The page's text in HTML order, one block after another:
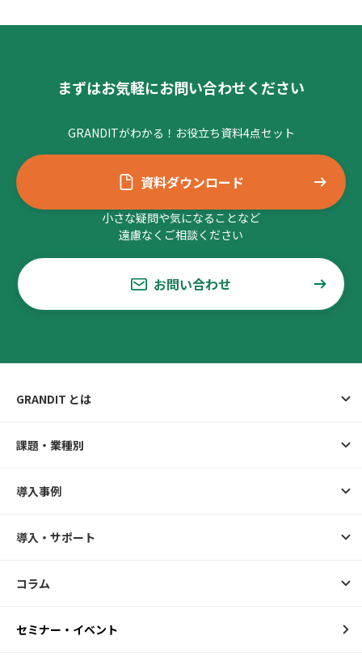
まずはお気軽にお問い合わせください
GRANDITがわかる！お役立ち資料4点セット
資料ダウンロード
小さな疑問や気になることなど
遠慮なくご相談ください
お問い合わせ
GRANDIT とは
課題・業種別
導入事例
導入・サポート
コラム
セミナー・イベント